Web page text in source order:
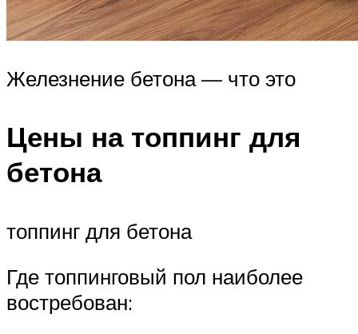
Железнение бетона — что это
Цены на топпинг для
бетона
топпинг для бетона
Где топпинговый пол наиболее
востребован: